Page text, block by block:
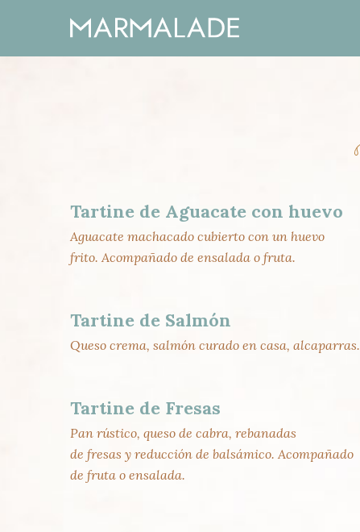
window.dataLayer = window.dataLayer || [];
Tartine de Aguacate con huevo
Aguacate machacado cubierto con un huevo
frito. Acompañado de ensalada o fruta.
Tartine de Salmón
Queso crema, salmón curado en casa, alcaparras.
Tartine de Fresas
Pan rústico, queso de cabra, rebanadas
de fresas y reducción de balsámico. Acompañado
de fruta o ensalada.